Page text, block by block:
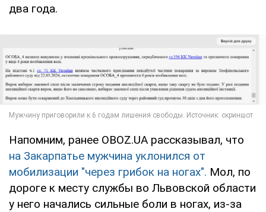
два года.
Напомним, ранее OBOZ.UA рассказывал, что
на Закарпатье мужчина уклонился от
мобилизации "через грибок на ногах". Мол, по
дороге к месту службы во Львовской области
у него начались сильные боли в ногах, из-за